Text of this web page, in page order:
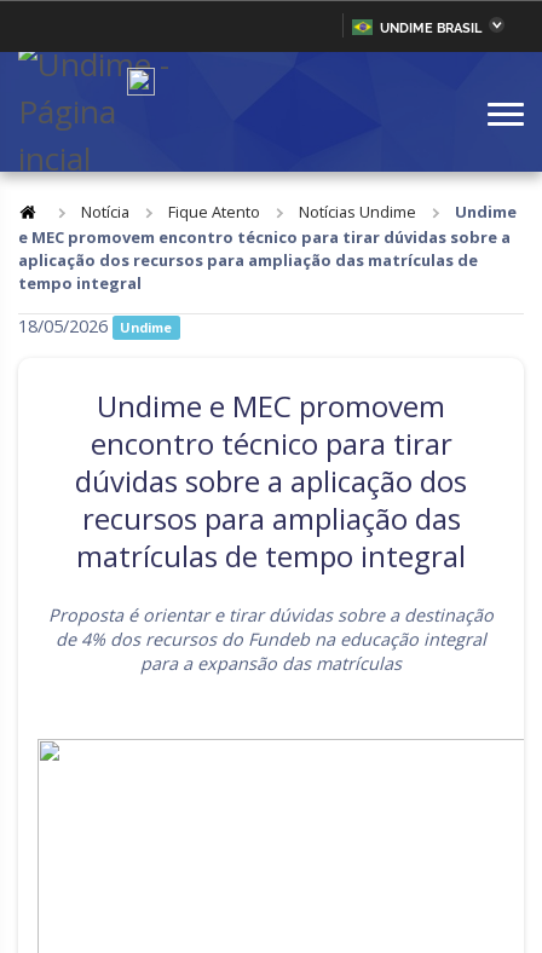
UNDIME BRASIL
Goiás Maranhão
Minas Gerais
Mato Grosso
Paraná
Rio de Janeiro Rio Grande do Norte
Rondônia Roraima
Rio Grande do Sul Sergipe
Santa Catarina São Paulo
Notícia Fique Atento Notícias Undime
Undime
e MEC promovem encontro técnico para tirar dúvidas sobre a
aplicação dos recursos para ampliação das matrículas de
tempo integral
18/05/2026 Undime
Undime e MEC promovem
encontro técnico para tirar
dúvidas sobre a aplicação dos
recursos para ampliação das
matrículas de tempo integral
Proposta é orientar e tirar dúvidas sobre a destinação
de 4% dos recursos do Fundeb na educação integral
para a expansão das matrículas